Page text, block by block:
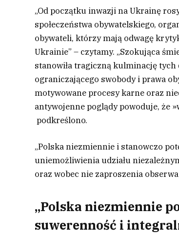
„Od początku inwazji na Ukrainę
społeczeństwa obywatelskiego,
obywateli, którzy mają odwagę
Ukrainie” – czytamy. „Szokująca
stanowiła tragiczną kulminację tych
ograniczającego swobody i prawa
motywowane procesy karne oraz
antywojenne poglądy powoduje, że
podkreślono.
„Polska niezmiennie i stanowczo
uniemożliwienia udziału
oraz wobec nie zaproszenia
„Polska niezmiennie
suwerenność i